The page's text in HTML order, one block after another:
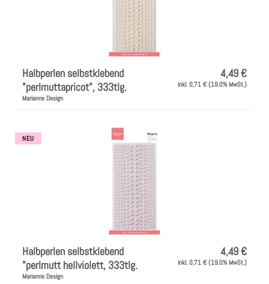
Halbperlen selbstklebend
"perlmuttapricot", 333tlg.
Marianne Design
4,49 €
inkl. 0,71 € (19.0% MwSt.)
NEU
Halbperlen selbstklebend
"perlmutt hellviolett, 333tlg.
Marianne Design
4,49 €
inkl. 0,71 € (19.0% MwSt.)